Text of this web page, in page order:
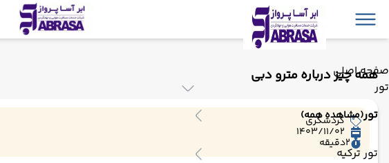
صفحه اصلی
تور
تور(مشاهده همه)
تور ترکیه
همه چیز درباره مترو دبی
گردشگری
1403/11/02
2دقیقه